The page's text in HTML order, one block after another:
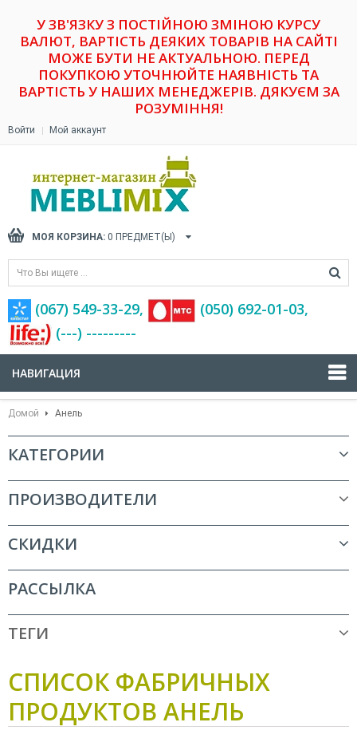
У ЗВ'ЯЗКУ З ПОСТІЙНОЮ ЗМІНОЮ КУРСУ
ВАЛЮТ, ВАРТІСТЬ ДЕЯКИХ ТОВАРІВ НА САЙТІ
МОЖЕ БУТИ НЕ АКТУАЛЬНОЮ. ПЕРЕД
ПОКУПКОЮ УТОЧНЮЙТЕ НАЯВНІСТЬ ТА
ВАРТІСТЬ У НАШИХ МЕНЕДЖЕРІВ. ДЯКУЄМ ЗА
РОЗУМІННЯ!
Войти Мой аккаунт
МОЯ КОРЗИНА: 0 ПРЕДМЕТ(Ы)
(067) 549-33-29,
(‎050) 692-01-03,
(---) ---------
НАВИГАЦИЯ
Домой Анель
КАТЕГОРИИ
ПРОИЗВОДИТЕЛИ
СКИДКИ
РАССЫЛКА
ТЕГИ
СПИСОК ФАБРИЧНЫХ
ПРОДУКТОВ АНЕЛЬ